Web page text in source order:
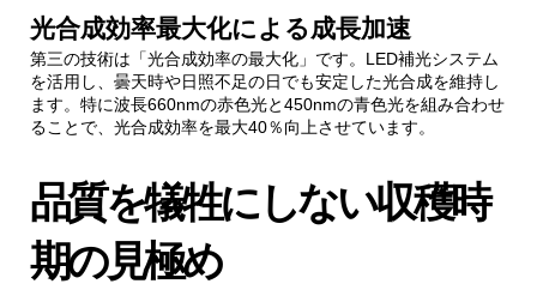
光合成効率最大化による成長加速
第三の技術は「光合成効率の最大化」です。LED補光システム
を活用し、曇天時や日照不足の日でも安定した光合成を維持し
ます。特に波長660nmの赤色光と450nmの青色光を組み合わせ
ることで、光合成効率を最大40％向上させています。
品質を犠牲にしない収穫時
期の見極め